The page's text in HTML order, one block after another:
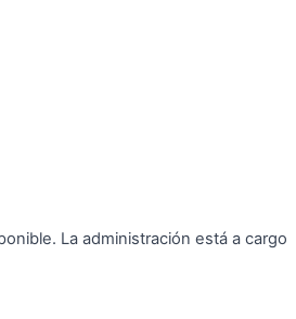
La administración está a cargo